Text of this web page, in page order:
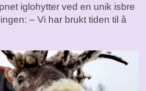
iglohytter ved en unik isbre
– Vi har brukt tiden til å